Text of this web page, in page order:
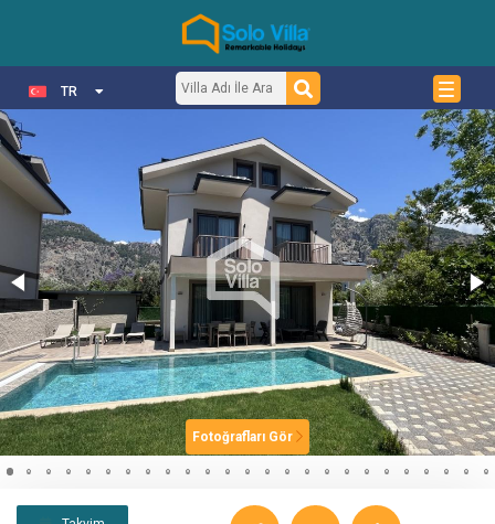
TR
Fotoğrafları Gör